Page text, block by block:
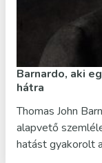
Barnardo, aki
hátra
Thomas John
alapvető
hatást gyakorolt